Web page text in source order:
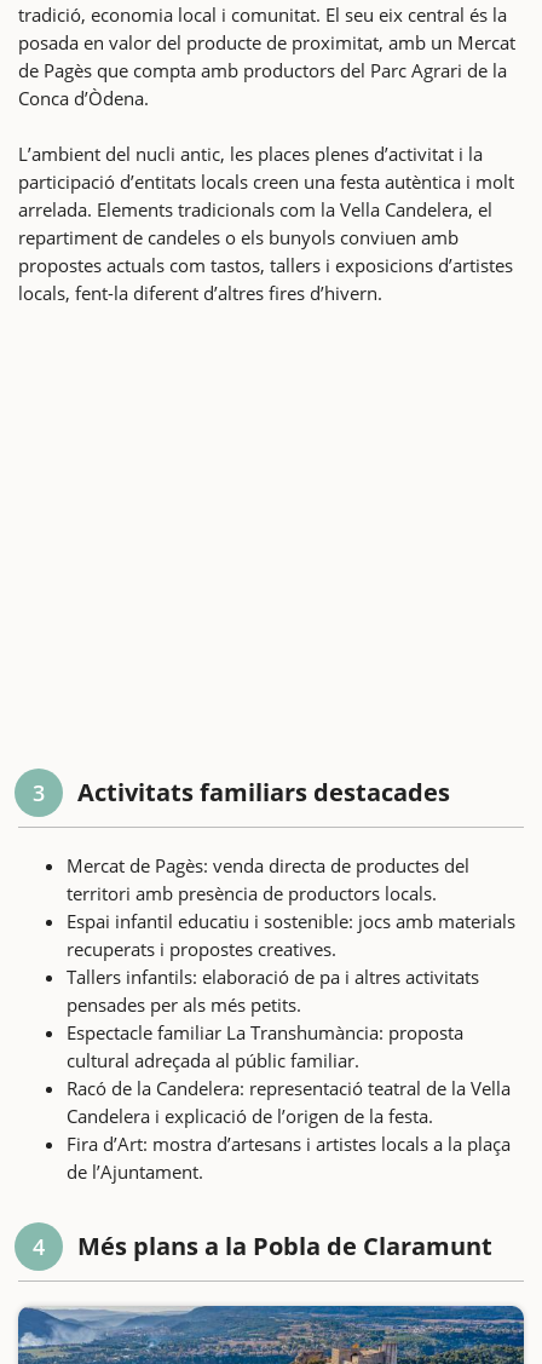
tradició, economia local i comunitat. El seu eix central és la
posada en valor del producte de proximitat, amb un Mercat
de Pagès que compta amb productors del Parc Agrari de la
Conca d’Òdena.
L’ambient del nucli antic, les places plenes d’activitat i la
participació d’entitats locals creen una festa autèntica i molt
arrelada. Elements tradicionals com la Vella Candelera, el
repartiment de candeles o els bunyols conviuen amb
propostes actuals com tastos, tallers i exposicions d’artistes
locals, fent-la diferent d’altres fires d’hivern.
3 Activitats familiars destacades
Mercat de Pagès: venda directa de productes del
territori amb presència de productors locals.
Espai infantil educatiu i sostenible: jocs amb materials
recuperats i propostes creatives.
Tallers infantils: elaboració de pa i altres activitats
pensades per als més petits.
Espectacle familiar La Transhumància: proposta
cultural adreçada al públic familiar.
Racó de la Candelera: representació teatral de la Vella
Candelera i explicació de l’origen de la festa.
Fira d’Art: mostra d’artesans i artistes locals a la plaça
de l’Ajuntament.
4 Més plans a la Pobla de Claramunt